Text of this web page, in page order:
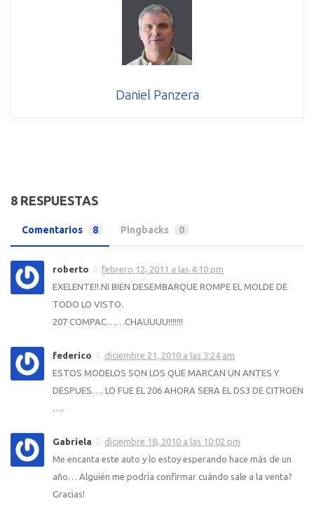
Daniel Panzera
8 RESPUESTAS
Comentarios 8 Pingbacks 0
roberto
febrero 12, 2011 a las 4:10 pm
EXELENTE!!.NI BIEN DESEMBARQUE ROMPE EL MOLDE DE
TODO LO VISTO.
207 COMPAC……CHAUUUU!!!!!!!
federico
diciembre 21, 2010 a las 3:24 am
ESTOS MODELOS SON LOS QUE MARCAN UN ANTES Y
DESPUES…. LO FUE EL 206 AHORA SERA EL DS3 DE CITROEN
Gabriela
diciembre 18, 2010 a las 10:02 pm
Me encanta este auto y lo estoy esperando hace más de un
año… Alguién me podría confirmar cuándo sale a la venta?
Gracias!